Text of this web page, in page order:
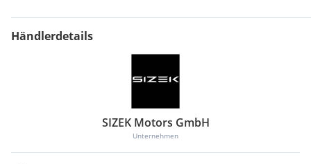
Händlerdetails
SIZEK Motors GmbH
Unternehmen